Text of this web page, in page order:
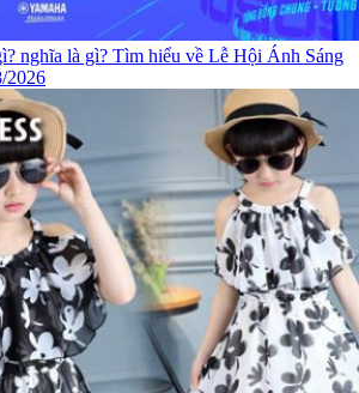
nghĩa là gì? Tìm hiểu về Lễ Hội Ánh Sáng
2026